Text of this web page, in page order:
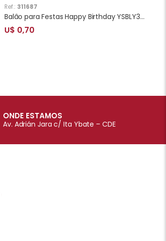
Ref.: 311687
Balâo para Festas Happy Birthday YSBLY376 com Cabo
U$ 0,70
ONDE ESTAMOS
Av. Adrián Jara c/ Ita Ybate – CDE